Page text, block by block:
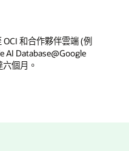
和合作夥伴雲端 (例
AI Database@Google
個月。